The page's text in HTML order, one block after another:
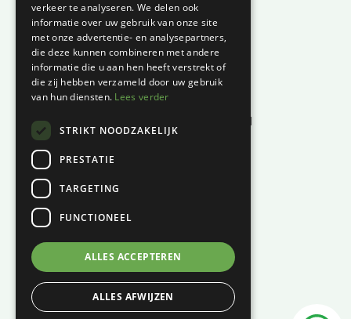
Garantie en klachten
Betaalmethodes
Privacyverklaring
Algemene voorwaarden
Levertijd en kosten
Herroepingsrecht & bedenktijd
KVK:01124270
BTW:NL001447694B61
06 – 121 815 49
verkeer te analyseren. We delen ook
informatie over uw gebruik van onze site
met onze advertentie- en analysepartners,
die deze kunnen combineren met andere
informatie die u aan hen heeft verstrekt of
die zij hebben verzameld door uw gebruik
van hun diensten. Lees verder
STRIKT NOODZAKELIJK
PRESTATIE
TARGETING
FUNCTIONEEL
ALLES ACCEPTEREN
ALLES AFWIJZEN